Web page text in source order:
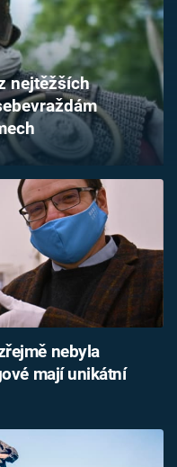
nejtěžších
nebyla
mají unikátní